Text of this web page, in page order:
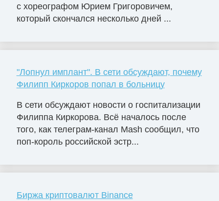
с хореографом Юрием Григоровичем,
который скончался несколько дней ...
"Лопнул имплант". В сети обсуждают, почему
Филипп Киркоров попал в больницу
В сети обсуждают новости о госпитализации
Филиппа Киркорова. Всё началось после
того, как телеграм-канал Mash сообщил, что
поп-король российской эстр...
Биржа криптовалют Binance